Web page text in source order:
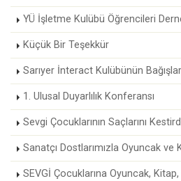
YÜ İşletme Kulübü Öğrencileri
Küçük Bir Teşekkür
Sarıyer İnteract Kulübünün
1. Ulusal Duyarlılık Konferansı
Sevgi Çocuklarının Saçlarını
Sanatçı Dostlarımızla Oyuncak ve
SEVGİ Çocuklarına Oyuncak, Kitap,